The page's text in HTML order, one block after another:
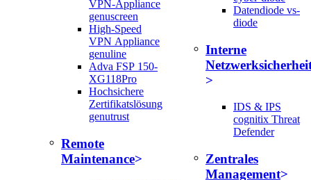
VPN-Appliance
genuscreen
High-Speed
VPN Appliance
genuline
Adva FSP 150-
XG118Pro
Hochsichere
Zertifikatslösung
genutrust
Remote
Maintenance
Datendiode vs-
diode
Interne
IDS & IPS
cognitix Threat
Defender
Zentrales
Management